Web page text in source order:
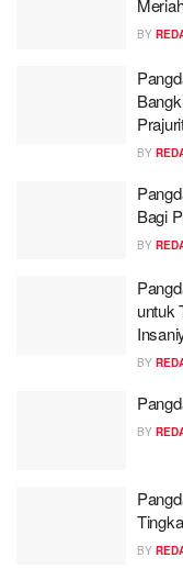
BY
BY
Bagi
BY
untuk
BY
BY
BY